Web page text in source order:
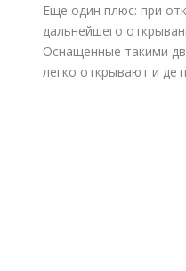
Еще один плюс: при
дальнейшего
Оснащенные такими
легко открывают и